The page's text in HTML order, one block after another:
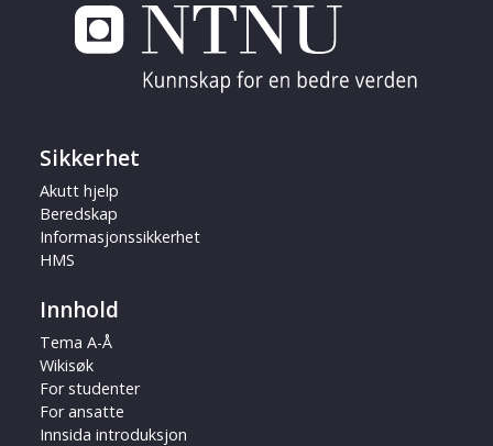
Sikkerhet
Akutt hjelp
Beredskap
Informasjonssikkerhet
HMS
Innhold
Tema A-Å
Wikisøk
For studenter
For ansatte
Innsida introduksjon